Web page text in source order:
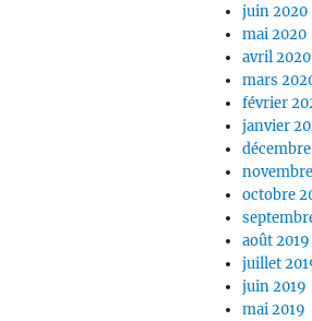
juin 2020
mai 2020
avril 2020
mars
février
janvier
octobre
août 2019
juillet
juin 2019
mai 2019